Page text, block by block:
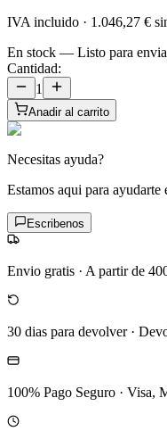
IVA incluido · 1.046,27 €
En stock — Listo para
Cantidad:
1
Anadir al carrito
Necesitas ayuda?
Estamos aqui para ayudarte
Escribenos
Envio gratis · A partir de
30 dias para devolver·
100% Pago Seguro · Visa,